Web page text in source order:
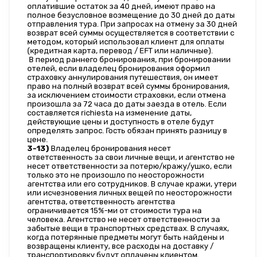
оплатившие остаток за 40 дней, имеют право на
полное безусловное возмещение до 30 дней до даты
отправления тура. При запросах на отмену за 30 дней
возврат всей суммы осуществляется в соответствии с
методом, который использовал клиент для оплаты
(кредитная карта, перевод / EFT или наличные).
отелей, если владелец бронирования оформил
страховку аннулирования путешествия, он имеет
право на полный возврат всей суммы бронирования,
за исключением стоимости страховки, если отмена
произошла за 72 часа до даты заезда в отель. Если
составляется richiesta на изменение даты,
действующие цены и доступность в отеле будут
определять запрос. Гость обязан принять разницу в
цене.
3-13) Владелец бронирования несет
ответственность за свои личные вещи, и агентство не
несет ответственности за потерю/кражу/ушко, если
только это не произошло по неосторожности
агентства или его сотрудников. В случае кражи, утери
или исчезновения личных вещей по неосторожности
агентства, ответственность агентства
ограничивается 15%-ми от стоимости тура на
человека. Агентство не несет ответственности за
забытые вещи в транспортных средствах. В случаях,
когда потерянные предметы могут быть найдены и
возвращены клиенту, все расходы на доставку /
транспортировку будут оплачены клиентом.